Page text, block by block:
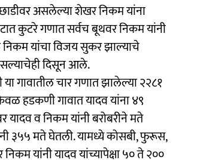
असलेल्या शेखर निकम यांना
कुटरे गणात सर्वच बूथवर निकम यांनी
निकम यांचा विजय सुकर झाल्याचे
दिसून आले.
गावातील चार गणात झालेल्या २२८१
हडकणी गावात यादव यांना ४९
यादव व निकम यांनी बरोबरीने मते
३५५ मते घेतली. यामध्ये कोसबी, फुरूस,
यांनी यादव यांच्यापेक्षा ५० ते २००